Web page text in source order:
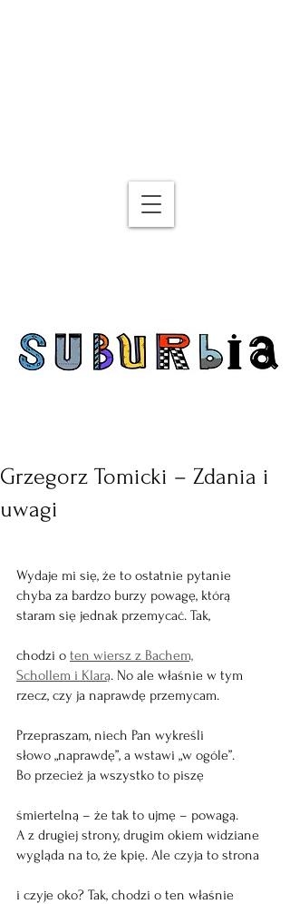
Grzegorz Tomicki – Zdania i
uwagi
Wydaje mi się, że to ostatnie pytanie
chyba za bardzo burzy powagę, którą
staram się jednak przemycać. Tak,
chodzi o ten wiersz z Bachem,
Schollem i Klarą. No ale właśnie w tym
rzecz, czy ja naprawdę przemycam.
Przepraszam, niech Pan wykreśli
słowo „naprawdę”, a wstawi „w ogóle”.
Bo przecież ja wszystko to piszę
śmiertelną – że tak to ujmę – powagą.
A z drugiej strony, drugim okiem widziane
wygląda na to, że kpię. Ale czyja to strona
i czyje oko? Tak, chodzi o ten właśnie